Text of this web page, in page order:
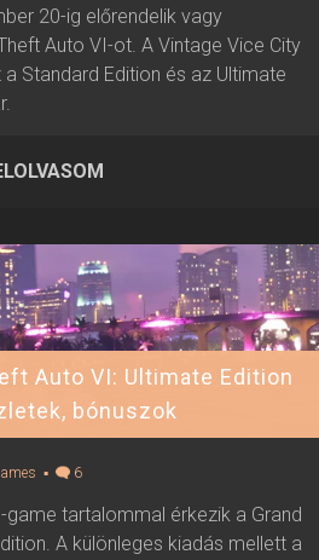
20-ig előrendelik vagy
Auto VI-ot. A Vintage Vice City
Standard Edition és az Ultimate
Forrás:Rockstar Games
Auto VI: Ultimate Edition
bónuszok
▪ 6
game tartalommal érkezik a Grand
A különleges kiadás mellett a